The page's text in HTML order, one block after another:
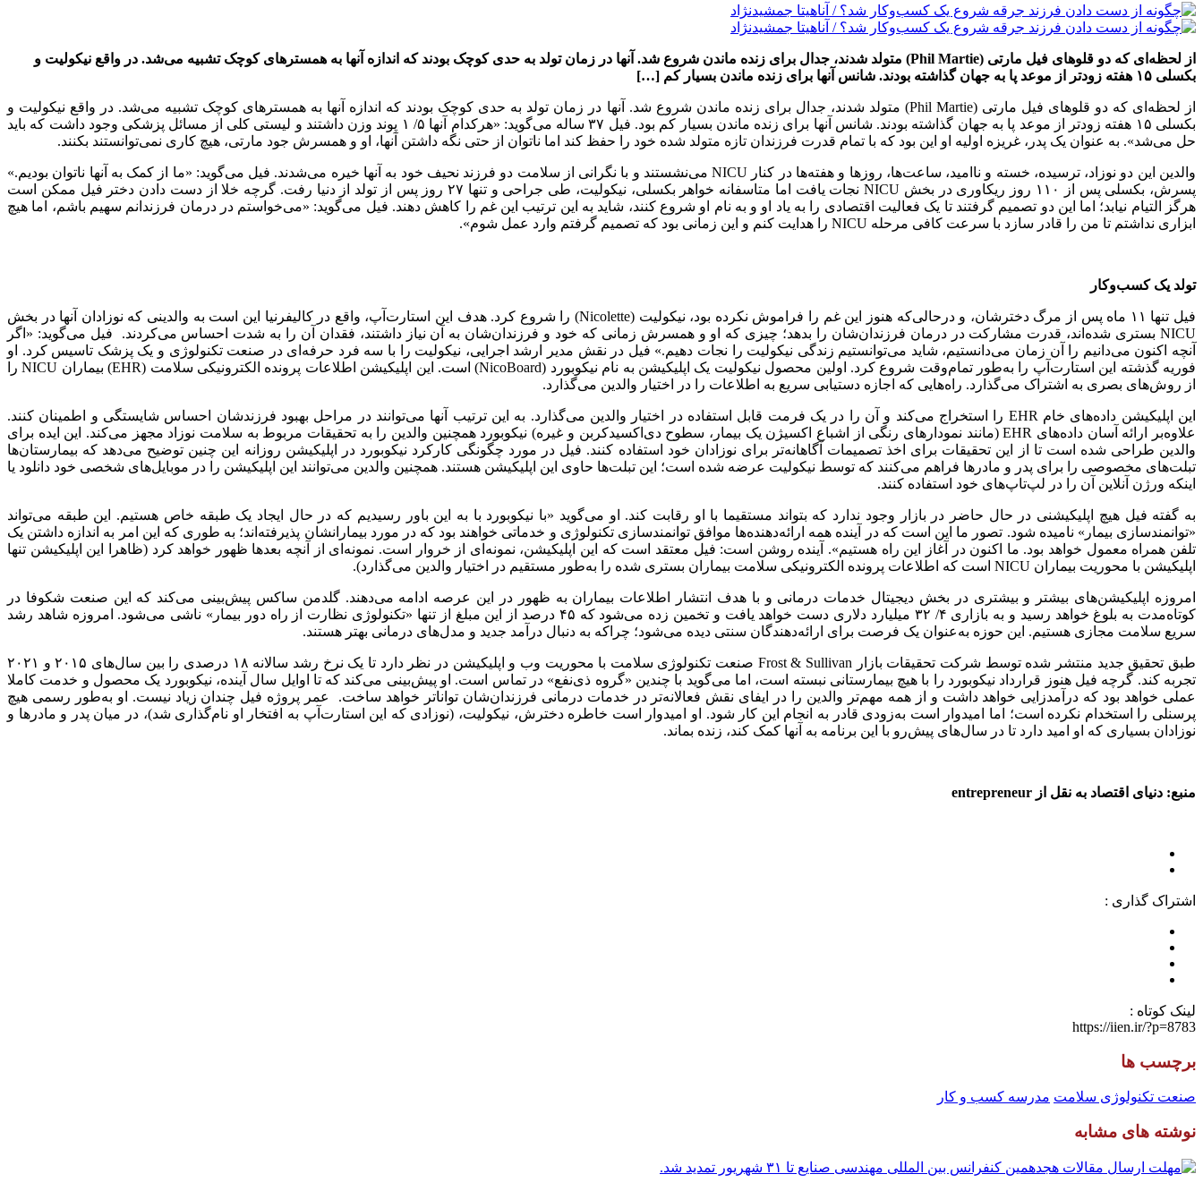
از لحظه‌ای که دو قلوهای فیل مارتی (Phil Martie) متولد شدند، جدال برای زنده ماندن شروع شد. آنها در زمان تولد به حدی کوچک بودند که اندازه آنها به همسترهای کوچک تشبیه می‌شد. در واقع نیکولیت و
بکسلی ۱۵ هفته زودتر از موعد پا به جهان گذاشته بودند. شانس‌ آنها برای زنده ماندن بسیار کم […]
از لحظه‌ای که دو قلوهای فیل مارتی (Phil Martie) متولد شدند، جدال برای زنده ماندن شروع شد. آنها در زمان تولد به حدی کوچک بودند که اندازه آنها به همسترهای کوچک تشبیه می‌شد. در واقع نیکولیت و
بکسلی ۱۵ هفته زودتر از موعد پا به جهان گذاشته بودند. شانس‌ آنها برای زنده ماندن بسیار کم بود. فیل ۳۷ ساله می‌گوید: «هرکدام آنها ۵/ ۱ پوند وزن داشتند و لیستی کلی از مسائل پزشکی وجود داشت که باید
حل می‌شد». به عنوان یک پدر، غریزه اولیه او این بود که با تمام قدرت فرزندان تازه متولد شده خود را حفظ کند اما ناتوان از حتی نگه داشتن آنها، او و همسرش جود مارتی، هیچ کاری نمی‌توانستند بکنند.
والدین این دو نوزاد، ترسیده، خسته و ناامید، ساعت‌ها، روزها و هفته‌ها در کنار NICU می‌نشستند و با نگرانی از سلامت دو فرزند نحیف خود به آنها خیره می‌شدند. فیل می‌گوید: «ما از کمک به آنها ناتوان بودیم.»
پسرش، بکسلی پس از ۱۱۰ روز ریکاوری در بخش NICU نجات یافت اما متاسفانه خواهر بکسلی، نیکولیت، طی جراحی و تنها ۲۷ روز پس از تولد از دنیا رفت. گرچه خلا از دست دادن دختر فیل ممکن است
هرگز التیام نیابد؛ اما این دو تصمیم گرفتند تا یک فعالیت اقتصادی را به یاد او و به نام او شروع کنند، شاید به این ترتیب این غم را کاهش دهند. فیل می‌گوید: «می‌خواستم در درمان فرزندانم سهیم باشم، اما هیچ
ابزاری نداشتم تا من را قادر سازد با سرعت کافی مرحله NICU را هدایت کنم و این زمانی بود که تصمیم گرفتم وارد عمل شوم».
تولد یک کسب‌و‌کار
فیل تنها ۱۱ ماه پس از مرگ دخترشان، و درحالی‌که هنوز این غم را فراموش نکرده بود، نیکولیت (Nicolette) را شروع کرد. هدف این استارت‌آپ، واقع در کالیفرنیا این است به والدینی که نوزادان آنها در بخش
NICU بستری شده‌اند، قدرت مشارکت در درمان فرزندان‌شان را بدهد؛ چیزی که او و همسرش زمانی که خود و فرزندان‌شان به آن نیاز داشتند، فقدان آن را به شدت احساس می‌کردند. فیل می‌گوید: «اگر
آنچه اکنون می‌دانیم را آن زمان می‌دانستیم، شاید می‌توانستیم زندگی نیکولیت را نجات دهیم.» فیل در نقش مدیر ارشد اجرایی، نیکولیت را با سه فرد حرفه‌ای در صنعت تکنولوژی و یک پزشک تاسیس کرد. او
فوریه گذشته این استارت‌آپ را به‌طور تمام‌وقت شروع کرد. اولین محصول نیکولیت یک اپلیکیشن به نام نیکوبورد (NicoBoard) است. این اپلیکیشن اطلاعات پرونده الکترونیکی سلامت (EHR) بیماران NICU را
از روش‌های بصری به اشتراک می‌گذارد. راه‌هایی که اجازه دستیابی سریع به اطلاعات را در اختیار والدین می‌گذارد.
این اپلیکیشن داده‌های خام EHR را استخراج می‌کند و آن را در یک فرمت قابل استفاده در اختیار والدین می‌گذارد. به این ترتیب آنها می‌توانند در مراحل بهبود فرزندشان احساس شایستگی و اطمینان کنند.
علاوه‌بر ارائه آسان داده‌های EHR (مانند نمودارهای رنگی از اشباع اکسیژن یک بیمار، سطوح دی‌اکسیدکربن و غیره) نیکوبورد همچنین والدین را به تحقیقات مربوط به سلامت نوزاد مجهز می‌کند. این ایده برای
والدین طراحی شده است تا از این تحقیقات برای اخذ تصمیمات آگاهانه‌تر برای نوزادان خود استفاده کنند. فیل در مورد چگونگی کارکرد نیکوبورد در اپلیکیشن روزانه این چنین توضیح می‌دهد که بیمارستان‌ها
تبلت‌های مخصوصی را برای پدر و مادرها فراهم می‌کنند که توسط نیکولیت عرضه شده است؛ این تبلت‌ها حاوی این اپلیکیشن هستند. همچنین والدین می‌توانند این اپلیکیشن‌ را در موبایل‌های شخصی خود دانلود یا
اینکه ورژن آنلاین آن را در لپ‌تاپ‌های خود استفاده کنند.
به گفته فیل هیچ اپلیکیشنی در حال حاضر در بازار وجود ندارد که بتواند مستقیما با او رقابت کند. او می‌گوید «با نیکوبورد با به این باور رسیدیم که در حال ایجاد یک طبقه خاص هستیم. این طبقه می‌تواند
«توانمندسازی بیمار» نامیده شود. تصور ما این است که در آینده همه ارائه‌دهنده‌ها موافق توانمندسازی تکنولوژی و خدماتی خواهند بود که در مورد بیمارانشان پذیرفته‌اند؛ به طوری که این امر به اندازه داشتن یک
تلفن همراه معمول خواهد بود. ما اکنون در آغاز این راه هستیم». آینده روشن است: فیل معتقد است که این اپلیکیشن، نمونه‌ای از خروار است. نمونه‌ای از آنچه بعدها ظهور خواهد کرد (ظاهرا این اپلیکیشن تنها
اپلیکیشن با محوریت بیماران NICU است که اطلاعات پرونده الکترونیکی سلامت بیماران بستری شده را به‌طور مستقیم در اختیار والدین می‌گذارد).
امروزه اپلیکیشن‌های بیشتر و بیشتری در بخش دیجیتال خدمات درمانی و با هدف انتشار اطلاعات بیماران به ظهور در این عرصه ادامه می‌دهند. گلدمن ساکس پیش‌بینی می‌کند که این صنعت شکوفا در
کوتاه‌مدت به بلوغ خواهد رسید و به بازاری ۴/ ۳۲ میلیارد دلاری دست خواهد یافت و تخمین زده می‌شود که ۴۵ درصد از این مبلغ از تنها «تکنولوژی نظارت از راه دور بیمار» ناشی می‌شود. امروزه شاهد رشد
سریع سلامت مجازی هستیم. این حوزه به‌عنوان یک فرصت برای ارائه‌دهندگان سنتی دیده می‌شود؛ چراکه به دنبال درآمد جدید و مدل‌های درمانی بهتر هستند.
طبق تحقیق جدید منتشر شده توسط شرکت تحقیقات بازار Frost & Sullivan صنعت تکنولوژی سلامت با محوریت وب و اپلیکیشن در نظر دارد تا یک نرخ رشد سالانه ۱۸ درصدی را بین سال‌های ۲۰۱۵ و ۲۰۲۱
تجربه کند. گرچه فیل هنوز قرارداد نیکوبورد را با هیچ بیمارستانی نبسته است، اما می‌گوید با چندین «گروه ذی‌نفع» در تماس است. او پیش‌بینی می‌کند که تا اوایل سال آینده، نیکوبورد یک محصول و خدمت کاملا
عملی خواهد بود که درآمدزایی خواهد داشت و از همه مهم‌تر والدین را در ایفای نقش فعالانه‌تر در خدمات درمانی فرزندان‌شان تواناتر خواهد ساخت. عمر پروژه فیل چندان زیاد نیست. او به‌طور رسمی هیچ
پرسنلی را استخدام نکرده است؛ اما امیدوار است به‌زودی قادر به انجام این کار شود. او امیدوار است خاطره دخترش، نیکولیت، (نوزادی که این استارت‌آپ به افتخار او نام‌گذاری شد)، در میان پدر و مادرها و
نوزادان بسیاری که او امید دارد تا در سال‌های پیش‌رو با این برنامه به آنها کمک کند، زنده بماند.
منبع: دنیای اقتصاد به نقل از entrepreneur
اشتراک گذاری :
لینک کوتاه :
https://iien.ir/?p=8783
برچسب ها
صنعت تکنولوژی سلامت مدرسه کسب و کار
نوشته های مشابه